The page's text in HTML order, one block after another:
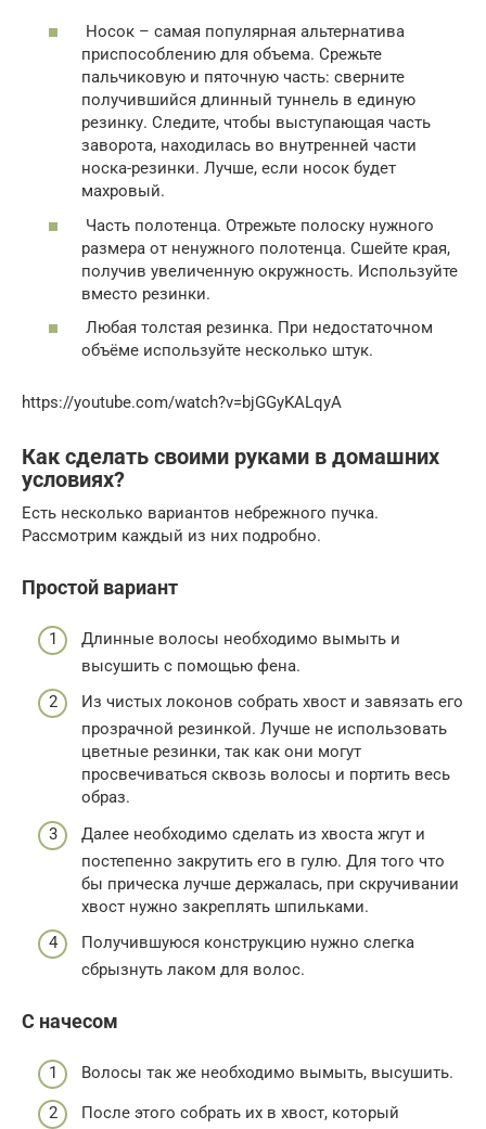
Носок – самая популярная альтернатива
приспособлению для объема. Срежьте
пальчиковую и пяточную часть: сверните
получившийся длинный туннель в единую
резинку. Следите, чтобы выступающая часть
заворота, находилась во внутренней части
носка-резинки. Лучше, если носок будет
махровый.
Часть полотенца. Отрежьте полоску нужного
размера от ненужного полотенца. Сшейте края,
получив увеличенную окружность. Используйте
вместо резинки.
Любая толстая резинка. При недостаточном
объёме используйте несколько штук.
https://youtube.com/watch?v=bjGGyKALqyA
Как сделать своими руками в домашних
условиях?
Есть несколько вариантов небрежного пучка.
Рассмотрим каждый из них подробно.
Простой вариант
Длинные волосы необходимо вымыть и
высушить с помощью фена.
Из чистых локонов собрать хвост и завязать его
прозрачной резинкой. Лучше не использовать
цветные резинки, так как они могут
просвечиваться сквозь волосы и портить весь
образ.
Далее необходимо сделать из хвоста жгут и
постепенно закрутить его в гулю. Для того что
бы прическа лучше держалась, при скручивании
хвост нужно закреплять шпильками.
Получившуюся конструкцию нужно слегка
сбрызнуть лаком для волос.
С начесом
Волосы так же необходимо вымыть, высушить.
После этого собрать их в хвост, который